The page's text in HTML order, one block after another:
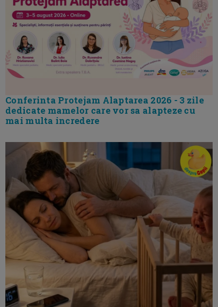
Conferinta Protejam Alaptarea 2026 - 3 zile
dedicate mamelor care vor sa alapteze cu
mai multa incredere